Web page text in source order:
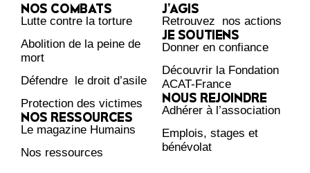
NOS COMBATS
Lutte contre la torture
Abolition de la peine de
mort
Défendre le droit d’asile
Protection des victimes
NOS RESSOURCES
Le magazine Humains
Nos ressources
J’AGIS
Retrouvez nos actions
JE SOUTIENS
Donner en confiance
Découvrir la Fondation
ACAT-France
NOUS REJOINDRE
Adhérer à l’association
Emplois, stages et
bénévolat